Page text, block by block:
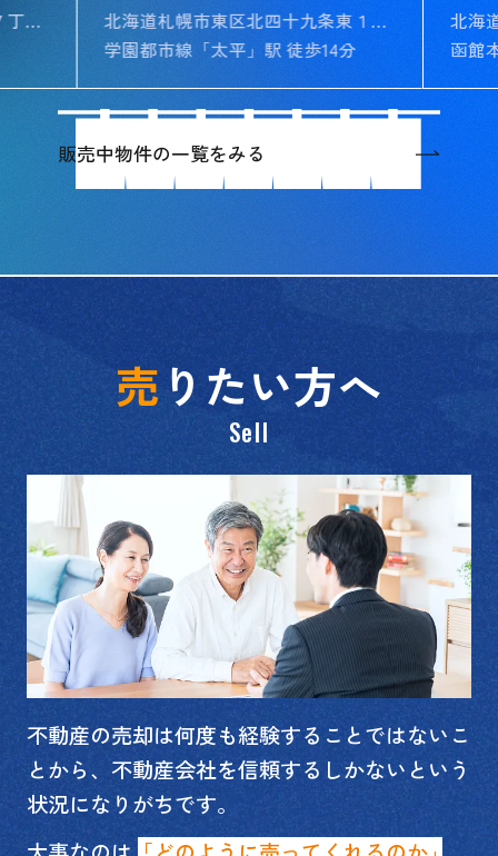
北海道札幌市手稲区稲穂四条７丁目2－14
北海道札幌市東区北四十九条東１０丁目6－17
学園都市線「太平」駅 徒歩14分
北海
販売中物件の一覧をみる
売りたい方へ
Sell
不動産の売却は何度も経験することではないこ
とから、不動産会社を信頼するしかないという
状況になりがちです。